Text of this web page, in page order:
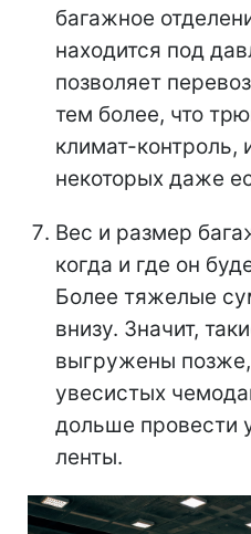
багажное
находится под
позволяет
тем более, что
климат-контроль,
некоторых даже
Вес и размер
когда и где он
Более тяжелые
внизу. Значит,
выгружены
увесистых
дольше провести
ленты.